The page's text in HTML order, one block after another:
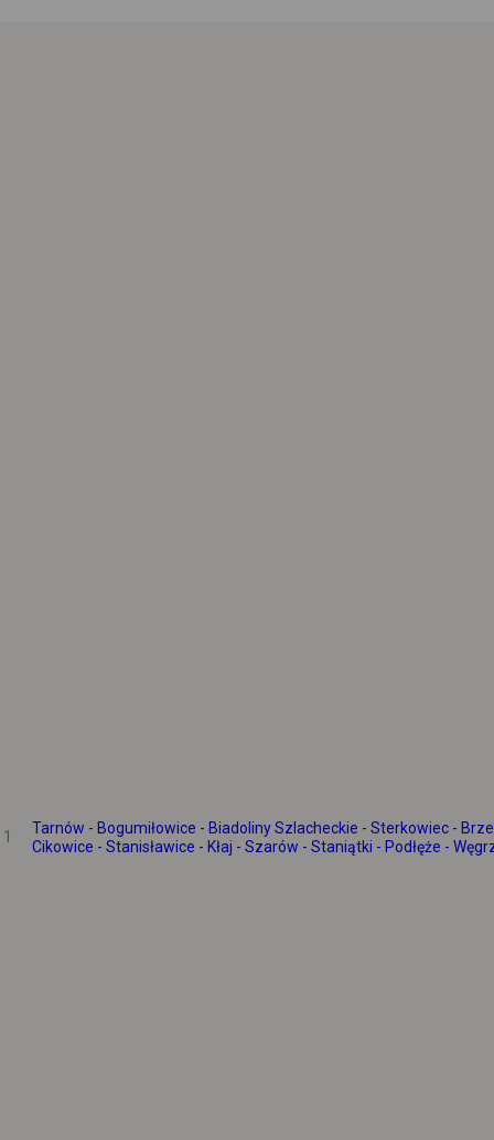
1
Tarnów - Bogumiłowice - Biadoliny Szlacheckie - Sterkowiec -
Cikowice - Stanisławice - Kłaj - Szarów - Staniątki - Podłęże -